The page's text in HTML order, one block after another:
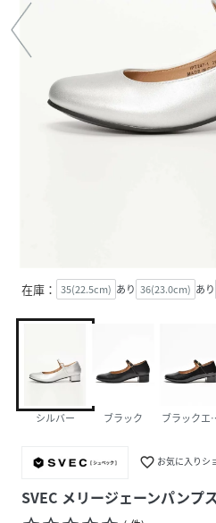
在庫： 35(22.5cm) あり 36(23.0cm) あり
シルバー ブラック ブラックエ
favorite_border お気に入りシ
SVEC メリージェーンパンプス